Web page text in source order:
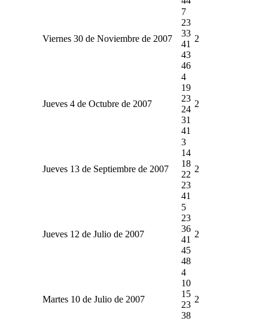
Viernes 30 de Noviembre de 2007
7
23
33
41
43
46
2
Jueves 4 de Octubre de 2007
4
19
23
24
31
41
2
Jueves 13 de Septiembre de 2007
3
14
18
22
23
41
2
Jueves 12 de Julio de 2007
5
23
36
41
45
48
2
Martes 10 de Julio de 2007
4
10
15
23
38
2